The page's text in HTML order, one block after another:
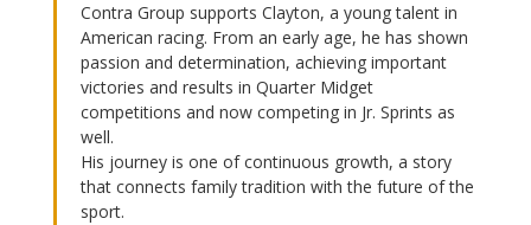
Contra Group supports Clayton, a young talent in
American racing. From an early age, he has shown
passion and determination, achieving important
victories and results in Quarter Midget
competitions and now competing in Jr. Sprints as
well.
His journey is one of continuous growth, a story
that connects family tradition with the future of the
sport.